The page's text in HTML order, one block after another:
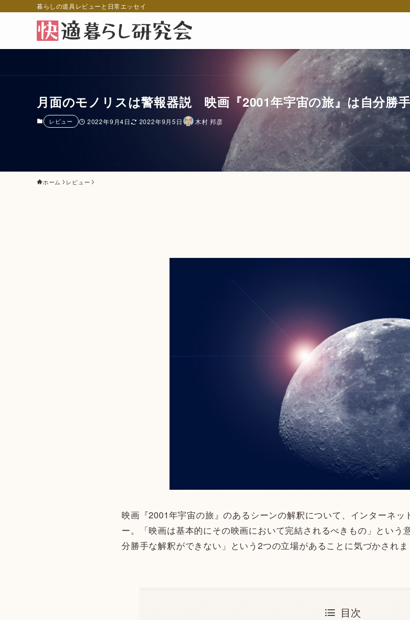
暮らしの道具レビューと日常エッセイ
月面のモノリスは警報器説 映画『2001年宇宙の旅』は自分勝
レビュー 2022年9月4日 2022年9月5日 木村 邦彦
ホーム レビュー
映画『2001年宇宙の旅』のあるシーンの解釈について、インターネ
ー。「映画は基本的にその映画において完結されるべきもの」という
分勝手な解釈ができない」という2つの立場があることに気づかされま
目次